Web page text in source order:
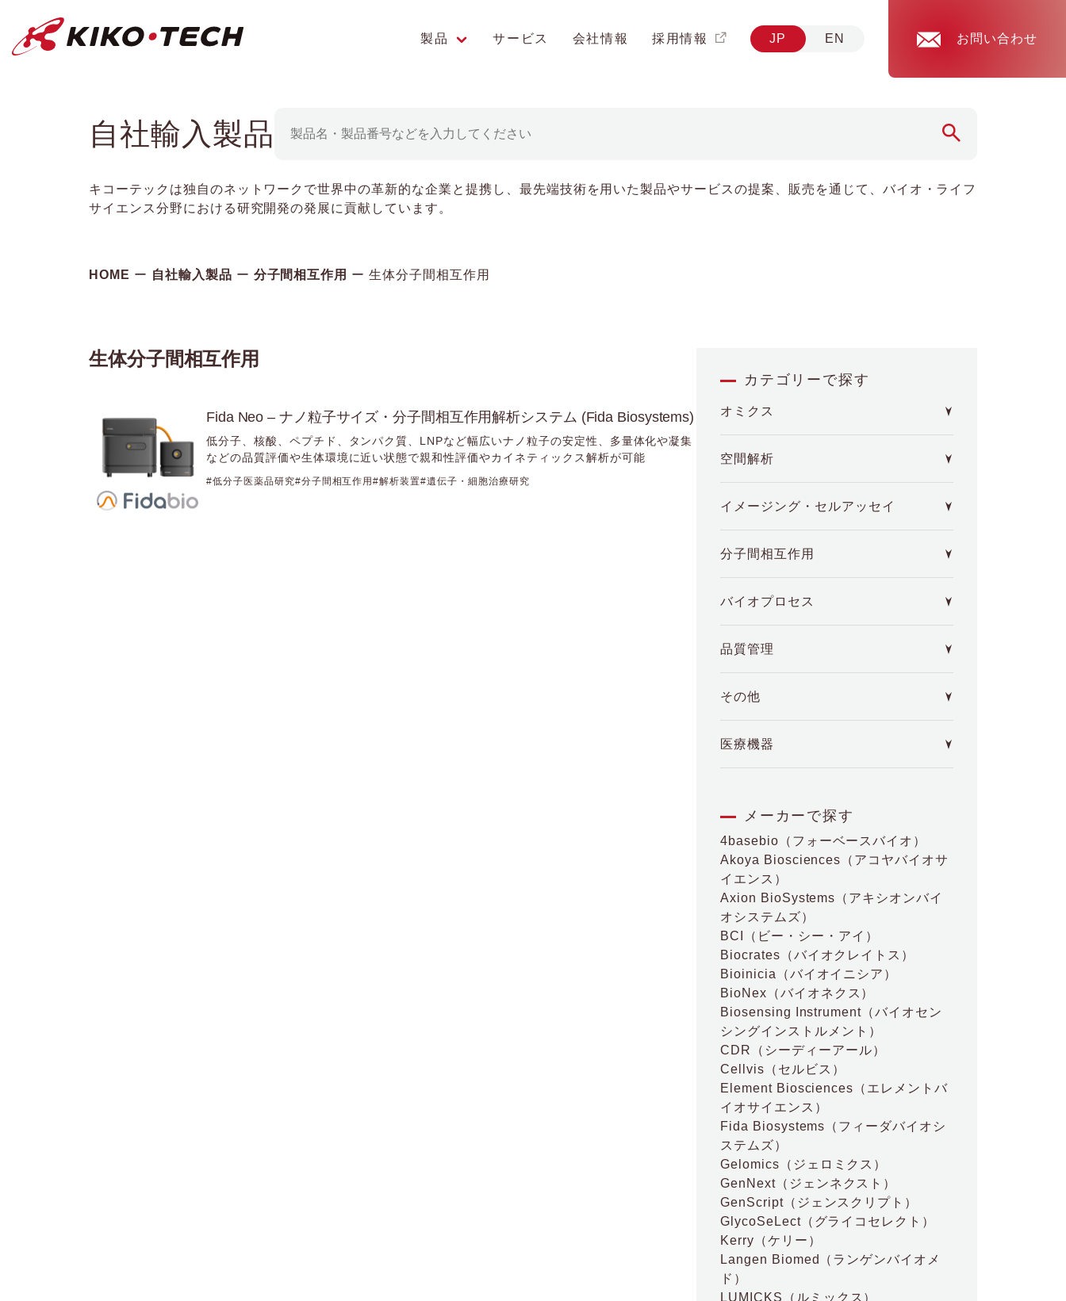
キコーテック株式会社 | ライフサイエンス研究への貢献
製品 サービス 会社情報 採用情報 JP EN お問い合わせ
自社輸入製品
キコーテックは独自のネットワークで世界中の革新的な企業と提携し、最先端技術を用いた製品やサービスの提案、販売を通じて、バイオ・ライフ
サイエンス分野における研究開発の発展に貢献しています。
HOME 自社輸入製品 分子間相互作用 生体分子間相互作用
生体分子間相互作用
Fida Neo – ナノ粒子サイズ・分子間相互作用解析システム (Fida Biosystems)
低分子、核酸、ペプチド、タンパク質、LNPなど幅広いナノ粒子の安定性、多量体化や凝集
などの品質評価や生体環境に近い状態で親和性評価やカイネティックス解析が可能
低分子医薬品研究 分子間相互作用 解析装置 遺伝子・細胞治療研究
カテゴリーで探す
オミクス
空間解析
イメージング・セルアッセイ
分子間相互作用
バイオプロセス
品質管理
その他
医療機器
メーカーで探す
4basebio （フォーベースバイオ）
Akoya Biosciences （アコヤバイオサ
イエンス）
Axion BioSystems （アキシオンバイ
オシステムズ）
BCI
（ビー・シー・アイ）
Biocrates （バイオクレイトス）
Bioinicia （バイオイニシア）
BioNex （バイオネクス）
Biosensing Instrument （バイオセン
シングインストルメント）
CDR
（シーディーアール）
Cellvis （セルビス）
Element Biosciences （エレメントバ
イオサイエンス）
Fida Biosystems （フィーダバイオシ
ステムズ）
Gelomics （ジェロミクス）
GenNext（ジェンネクスト）
GenScript（ジェンスクリプト）
GlycoSeLect（グライコセレクト）
Kerry （ケリー）
Langen Biomed
（ランゲンバイオメ
ド）
LUMICKS
（ルミックス）